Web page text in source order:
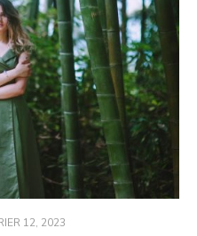
12, 2023